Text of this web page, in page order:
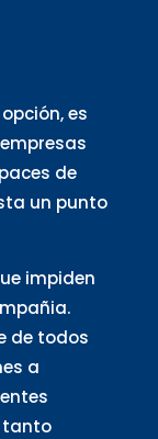
es
de
un punto
impiden
de todos
a
tanto